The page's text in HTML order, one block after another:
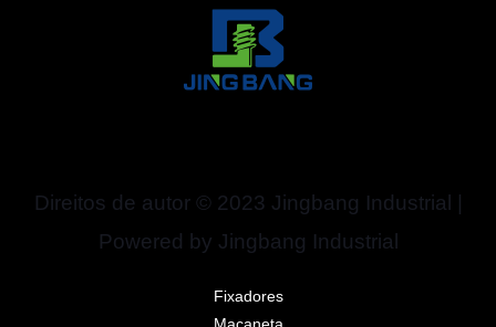
Direitos de autor © 2023 Jingbang Industrial |
Powered by Jingbang Industrial
Fixadores